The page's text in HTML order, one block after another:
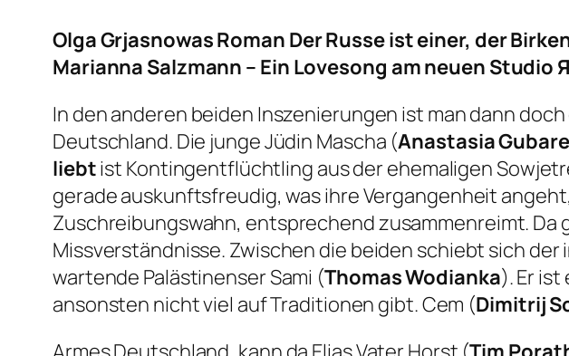
Olga Grjasnowas Roman Der Russe ist einer, der
Marianna Salzmann – Ein Lovesong am neuen Studio Я
In den anderen beiden Inszenierungen ist man dann
Deutschland. Die junge Jüdin Mascha (Anastasia
liebtist Kontingentflüchtling aus der ehemaligen
gerade auskunftsfreudig, was ihre Vergangenheit
Zuschreibungswahn, entsprechend zusammenreimt.
Missverständnisse. Zwischen die beiden schiebt sich
wartende Palästinenser Sami (Thomas Wodianka). Er
ansonsten nicht viel auf Traditionen gibt. Cem (Dimitrij